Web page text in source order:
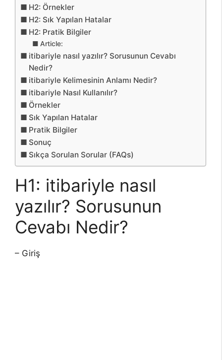
H2: Örnekler
H2: Sık Yapılan Hatalar
H2: Pratik Bilgiler
Article:
itibariyle nasıl yazılır? Sorusunun Cevabı
Nedir?
itibariyle Kelimesinin Anlamı Nedir?
itibariyle Nasıl Kullanılır?
Örnekler
Sık Yapılan Hatalar
Pratik Bilgiler
Sonuç
Sıkça Sorulan Sorular (FAQs)
H1: itibariyle nasıl
yazılır? Sorusunun
Cevabı Nedir?
– Giriş